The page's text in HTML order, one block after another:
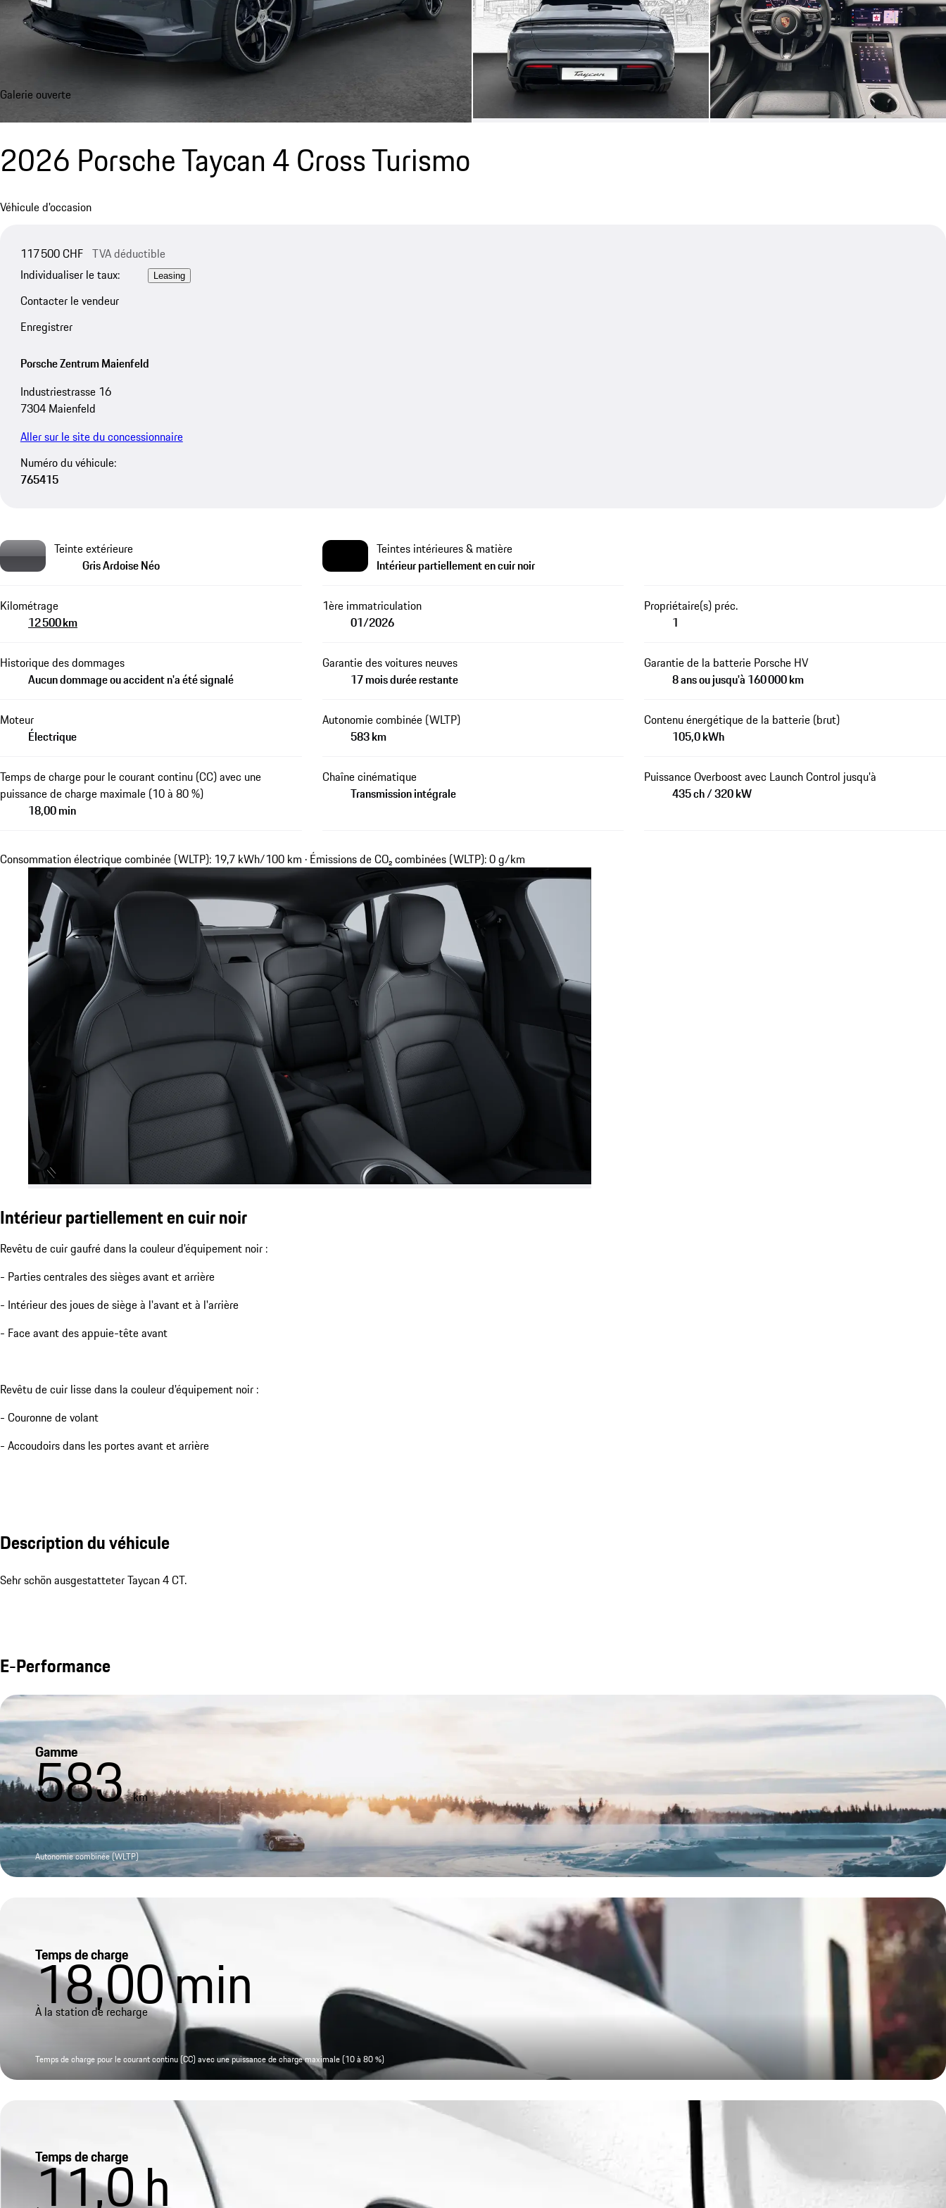
Galerie ouverte
2026 Porsche Taycan 4 Cross Turismo
Véhicule d'occasion
117 500 CHF TVA déductible
Individualiser le taux:
Leasing
Contacter le vendeur
Enregistrer
Porsche Zentrum Maienfeld
Industriestrasse 16
7304 Maienfeld
Aller sur le site du concessionnaire
Numéro du véhicule:
765415
Teinte extérieure
Gris Ardoise Néo
Teintes intérieures & matière
Intérieur partiellement en cuir noir
Kilométrage
12 500 km
1ère immatriculation
01/2026
Propriétaire(s) préc.
1
Historique des dommages
Aucun dommage ou accident n'a été signalé
Garantie des voitures neuves
17 mois durée restante
Garantie de la batterie Porsche HV
8 ans ou jusqu'à 160 000 km
Moteur
Électrique
Autonomie combinée (WLTP)
583 km
Contenu énergétique de la batterie (brut)
105,0 kWh
Temps de charge pour le courant continu (CC) avec une
puissance de charge maximale (10 à 80 %)
18,00 min
Chaîne cinématique
Transmission intégrale
Puissance Overboost avec Launch Control jusqu'à
435 ch / 320 kW
Consommation électrique combinée (WLTP): 19,7 kWh/100 km · Émissions de CO₂ combinées (WLTP): 0 g/km
Intérieur partiellement en cuir noir
Revêtu de cuir gaufré dans la couleur d'équipement noir :
- Parties centrales des sièges avant et arrière
- Intérieur des joues de siège à l'avant et à l'arrière
- Face avant des appuie-tête avant
Revêtu de cuir lisse dans la couleur d'équipement noir :
- Couronne de volant
- Accoudoirs dans les portes avant et arrière
Description du véhicule
Sehr schön ausgestatteter Taycan 4 CT.
E-Performance
Gamme
583 km
Autonomie combinée (WLTP)
Temps de charge
18,00min
À la station de recharge
Temps de charge pour le courant continu (CC) avec une puissance de charge maximale (10 à 80 %)
Temps de charge
11,0h